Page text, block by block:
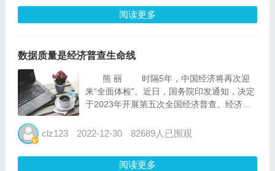
友普及一下。...
阅读更多
数据质量是经济普查生命线
熊 丽 时隔5年，中国经济将再次迎
来“全面体检”。近日，国务院印发通知，决定
于2023年开展第五次全国经济普查。经济普
据质量是经济普查的生命线，是检验经济普查
后数据质...
clz123 2022-12-30 82689人已围观
阅读更多